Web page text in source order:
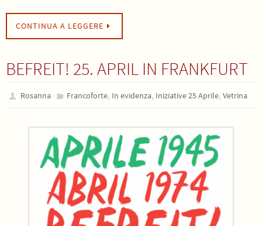
CONTINUA A LEGGERE
BEFREIT! 25. APRIL IN FRANKFURT
Rosanna Francoforte, In evidenza, Iniziative 25 Aprile, Vetrina